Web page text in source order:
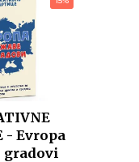
- Evropa
gradovi